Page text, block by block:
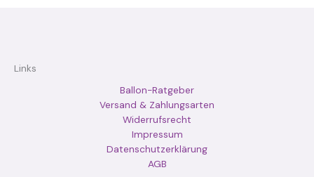
Links
Ballon-Ratgeber
Versand & Zahlungsarten
Widerrufsrecht
Impressum
Datenschutzerklärung
AGB